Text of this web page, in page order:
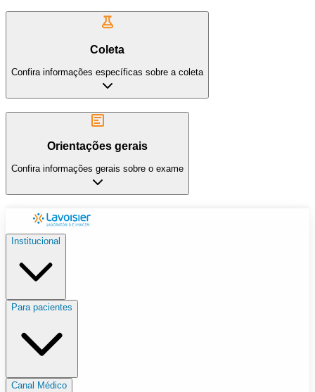
Coleta
Confira informações específicas sobre a coleta
Orientações gerais
Confira informações gerais sobre o exame
Institucional
Para pacientes
Canal Médico